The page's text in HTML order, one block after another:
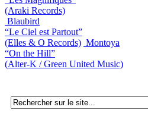
(Araki Records)
Blaubird
“Le Ciel est Partout”
(Elles & O Records) Montoya
“On the Hill”
(Alter-K / Green United Music)